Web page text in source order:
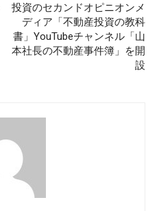
投資のセカンドオピニオンメ
ディア「不動産投資の教科
書」YouTubeチャンネル「山
本社長の不動産事件簿」を開
設